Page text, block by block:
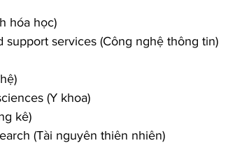
hóa học)
services (Công nghệ thông tin)
(Y khoa)
kê)
(Tài nguyên thiên nhiên)